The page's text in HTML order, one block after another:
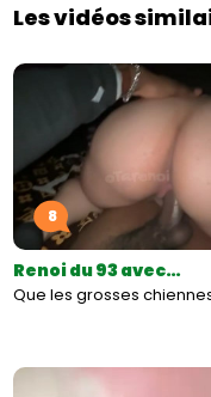
Les vidéos
8
Renoi du 93 avec…
Que les grosses